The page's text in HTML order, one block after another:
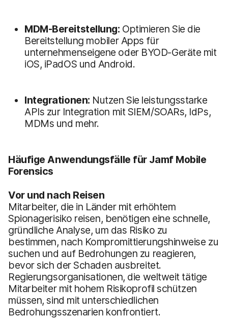
MDM-Bereitstellung: Optimieren Sie die
Bereitstellung mobiler Apps für
unternehmenseigene oder BYOD-Geräte mit
iOS, iPadOS und Android.
Integrationen: Nutzen Sie leistungsstarke
APIs zur Integration mit SIEM/SOARs, IdPs,
MDMs und mehr.
Häufige Anwendungsfälle für Jamf Mobile
Forensics
Vor und nach Reisen
Mitarbeiter, die in Länder mit erhöhtem
Spionagerisiko reisen, benötigen eine schnelle,
gründliche Analyse, um das Risiko zu
bestimmen, nach Kompromittierungshinweise zu
suchen und auf Bedrohungen zu reagieren,
bevor sich der Schaden ausbreitet.
Regierungsorganisationen, die weltweit tätige
Mitarbeiter mit hohem Risikoprofil schützen
müssen, sind mit unterschiedlichen
Bedrohungsszenarien konfrontiert.